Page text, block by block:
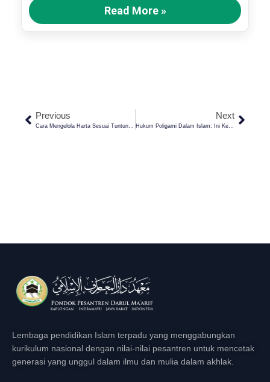
Read More »
Previous
Cara Mengelola Harta Sesuai Tuntunan Syariat Islam
Next
Hukum Poligami Dalam Islam: Ini Ketentuan Dan Syaratnya!
Lembaga pendidikan Islam terpadu yang menggabungkan
kurikulum nasional dengan nilai-nilai pesantren untuk mencetak
generasi yang unggul dalam ilmu dan mulia dalam akhlak.